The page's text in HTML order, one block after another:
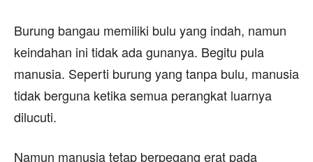
Burung bangau memiliki bulu yang indah, namun
keindahan ini tidak ada gunanya. Begitu pula
manusia. Seperti burung yang tanpa bulu, manusia
tidak berguna ketika semua perangkat luarnya
dilucuti.
Namun manusia tetap berpegang erat pada